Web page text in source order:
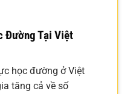
Đường Tại Việt
học đường ở Việt
tăng cả về số